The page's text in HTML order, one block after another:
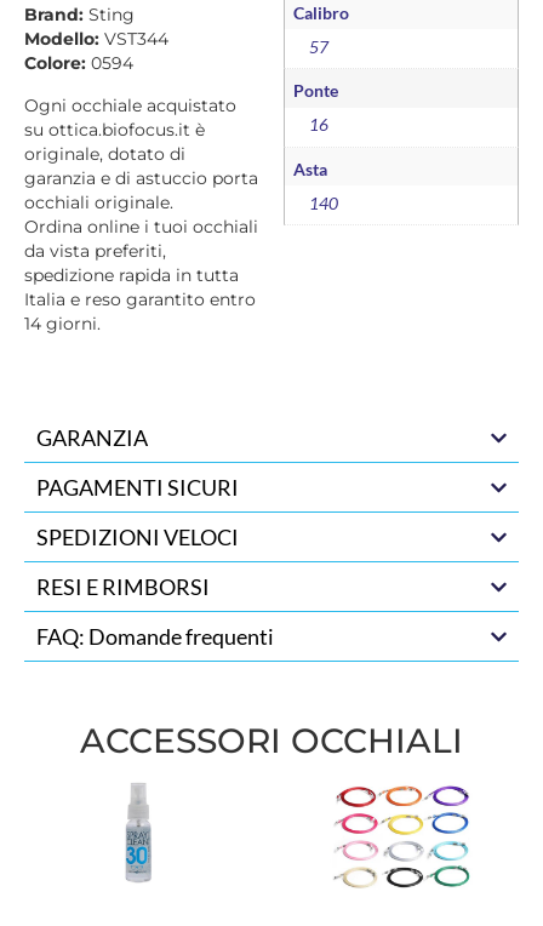
Brand: Sting
Modello: VST344
Colore: 0594
Ogni occhiale acquistato
su ottica.biofocus.it è
originale, dotato di
garanzia e di astuccio porta
occhiali originale.
Ordina online i tuoi occhiali
da vista preferiti,
spedizione rapida in tutta
Italia e reso garantito entro
14 giorni.
Calibro
57
Ponte
16
Asta
140
GARANZIA
PAGAMENTI SICURI
SPEDIZIONI VELOCI
RESI E RIMBORSI
FAQ: Domande frequenti
ACCESSORI OCCHIALI